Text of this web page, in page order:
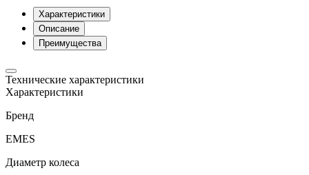
Характеристики
Описание
Преимущества
Технические характеристики
Характеристики
Бренд
EMES
Диаметр колеса